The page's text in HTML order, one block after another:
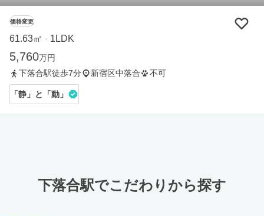
価格変更
61.63㎡ ・ 1LDK
5,760万円
下落合駅徒歩7分
新宿区中落合 不可
「静」と「動」
下落合駅でこだわりから探す